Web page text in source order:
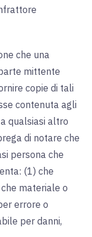
che una
mittente
copie di tali
contenuta agli
qualsiasi altro
di notare che
persona che
(1) che
materiale o
errore o
per danni,